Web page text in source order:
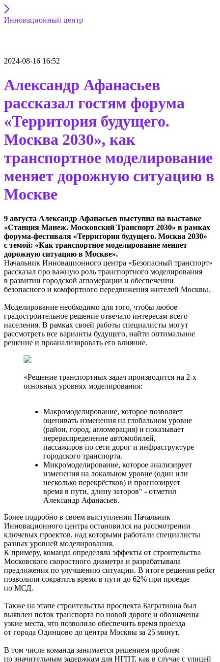
Инновационный центр
2024-08-16 16:52
Александр Афанасьев
рассказал гостям форума
«Территория будущего.
Москва 2030», как
транспортное моделирование
меняет дорожную ситуацию в
Москве
9 августа Александр Афанасьев выступил на выставке
«Станция Манеж. Московский Транспорт 2030» в рамках
форума-фестиваля «Территория будущего. Москва 2030»
с темой: «Как транспортное моделирование меняет
дорожную ситуацию в Москве».
Начальник Инновационного центра «Безопасный транспорт»
рассказал про важную роль транспортного моделирования
в развитии городской агломерации и обеспечении
безопасного и комфортного передвижения жителей Москвы.
Моделирование необходимо для того, чтобы любое
градостроительное решение отвечало интересам всего
населения. В рамках своей работы специалисты могут
рассмотреть все варианты будущего, найти оптимальное
решение и проанализировать его влияние.
«Решение транспортных задач производится на 2-х
основных уровнях моделирования:
Макромоделирование, которое позволяет
оценивать изменения на глобальном уровне
(район, город, агломерация) и показывает
перераспределение автомобилей,
пассажиров по сети дорог и инфраструктуре
городского транспорта.
Микромоделирование, которое анализирует
изменения на локальном уровне (один или
несколько перекрёстков) и прогнозирует
время в пути, длину заторов" - отметил
Александр Афанасьев.
Более подробно в своем выступлении Начальник
Инновационного центра остановился на рассмотрении
ключевых проектов, над которыми работали специалисты
разных уровней моделирования.
К примеру, команда определяла эффекты от строительства
Московского скоростного диаметра и разрабатывала
предложения по улучшению ситуации. В итоге решения ребят
позволили сократить время в пути до 62% при проезде
по МСД.
Также на этапе строительства проспекта Багратиона был
выявлен поток транспорта по новой дороге и обозначены
узкие места, что позволило обеспечить время проезда
от города Одинцово до центра Москвы за 25 минут.
В том числе команда занимается решением проблем
по значительным задержкам для НГПТ, как в случае с улицей